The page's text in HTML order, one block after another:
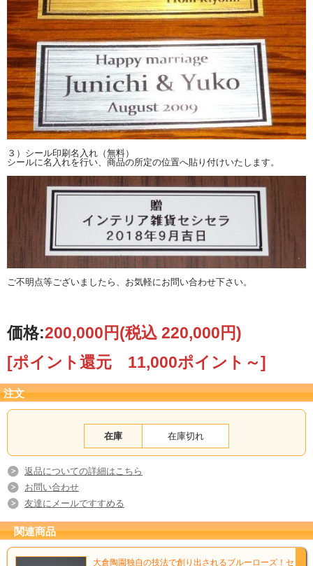
スケルトンデザインに映えるメカニカルな装飾
存在感のあるガラスフレーム！
３）シール印刷名入れ（無料）
シールに名入れを行い、商品の所定の位置へ貼り付けいたします。
ご不明点等ございましたら、お気軽にお問い合わせ下さい。
価格:200,000円(税込 220,000円)
[ポイント還元 11,000ポイント～]
注文
在庫 在庫切れ
返品についての詳細はこちら
お問い合わせ
友達にメールですすめる
関連商品
大倉陶園独自の技法で創り出されるブルーローズ！セ